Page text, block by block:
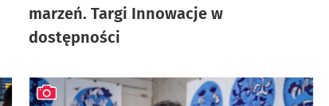
marzeń. Targi Innowacje w
dostępności